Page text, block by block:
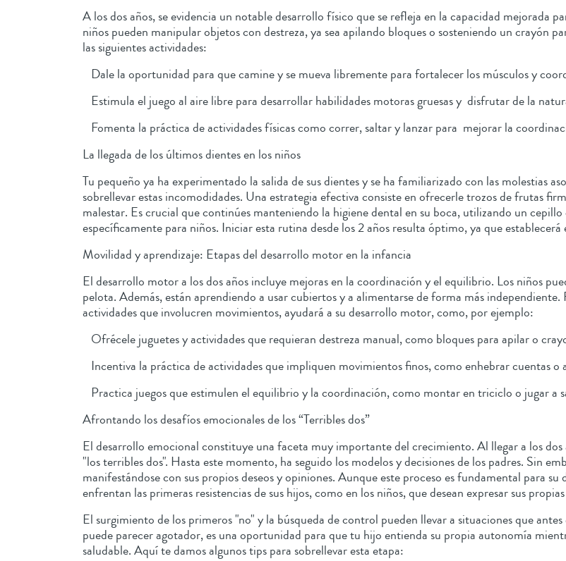
A los dos años, se evidencia un notable desarrollo físico que se refleja en la capacidad mejorada
niños pueden manipular objetos con destreza, ya sea apilando bloques o sosteniendo un crayón
las siguientes actividades:
Dale la oportunidad para que camine y se mueva libremente para fortalecer los músculos y
Estimula el juego al aire libre para desarrollar habilidades motoras gruesas y disfrutar de la
Fomenta la práctica de actividades físicas como correr, saltar y lanzar para mejorar la
La llegada de los últimos dientes en los niños
Tu pequeño ya ha experimentado la salida de sus dientes y se ha familiarizado con las molestias
sobrellevar estas incomodidades. Una estrategia efectiva consiste en ofrecerle trozos de frutas
malestar. Es crucial que continúes manteniendo la higiene dental en su boca, utilizando un cepillo
específicamente para niños. Iniciar esta rutina desde los 2 años resulta óptimo, ya que
Movilidad y aprendizaje: Etapas del desarrollo motor en la infancia
El desarrollo motor a los dos años incluye mejoras en la coordinación y el equilibrio. Los niños
pelota. Además, están aprendiendo a usar cubiertos y a alimentarse de forma más
actividades que involucren movimientos, ayudará a su desarrollo motor, como, por ejemplo:
Ofrécele juguetes y actividades que requieran destreza manual, como bloques para apilar o
Incentiva la práctica de actividades que impliquen movimientos finos, como enhebrar cuentas o
Practica juegos que estimulen el equilibrio y la coordinación, como montar en triciclo o jugar a
Afrontando los desafíos emocionales de los “Terribles dos”
El desarrollo emocional constituye una faceta muy importante del crecimiento. Al llegar a los
"los terribles dos". Hasta este momento, ha seguido los modelos y decisiones de los padres. Sin
manifestándose con sus propios deseos y opiniones. Aunque este proceso es fundamental para
enfrentan las primeras resistencias de sus hijos, como en los niños, que desean expresar sus
El surgimiento de los primeros "no" y la búsqueda de control pueden llevar a situaciones que
puede parecer agotador, es una oportunidad para que tu hijo entienda su propia autonomía
saludable. Aquí te damos algunos tips para sobrellevar esta etapa: